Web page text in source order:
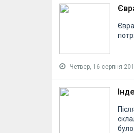
Четвер, 16 серпня